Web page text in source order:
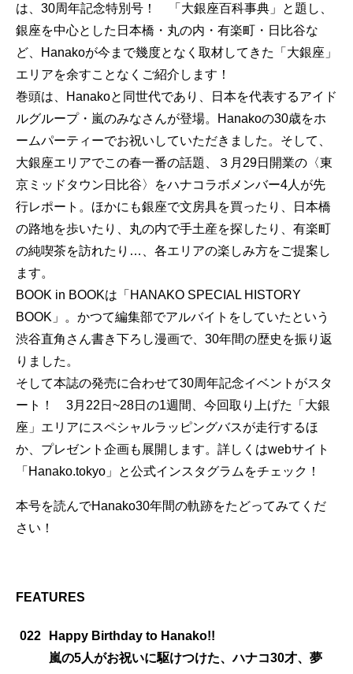
は、30周年記念特別号！ 「大銀座百科事典」と題し、
銀座を中心とした日本橋・丸の内・有楽町・日比谷な
ど、Hanakoが今まで幾度となく取材してきた「大銀座」
エリアを余すことなくご紹介します！
巻頭は、Hanakoと同世代であり、日本を代表するアイド
ルグループ・嵐のみなさんが登場。Hanakoの30歳をホ
ームパーティーでお祝いしていただきました。そして、
大銀座エリアでこの春一番の話題、３月29日開業の〈東
京ミッドタウン日比谷〉をハナコラボメンバー4人が先
行レポート。ほかにも銀座で文房具を買ったり、日本橋
の路地を歩いたり、丸の内で手土産を探したり、有楽町
の純喫茶を訪れたり…、各エリアの楽しみ方をご提案し
ます。
BOOK in BOOKは「HANAKO SPECIAL HISTORY
BOOK」。かつて編集部でアルバイトをしていたという
渋谷直角さん書き下ろし漫画で、30年間の歴史を振り返
りました。
そして本誌の発売に合わせて30周年記念イベントがスタ
ート！ 3月22日~28日の1週間、今回取り上げた「大銀
座」エリアにスペシャルラッピングバスが走行するほ
か、プレゼント企画も展開します。詳しくはwebサイト
「Hanako.tokyo」と公式インスタグラムをチェック！
本号を読んでHanako30年間の軌跡をたどってみてくだ
さい！
FEATURES
022
Happy Birthday to Hanako!!
嵐の5人がお祝いに駆けつけた、ハナコ30才、夢